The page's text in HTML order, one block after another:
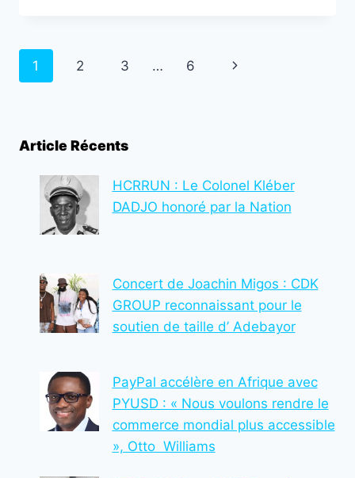
!
Navigation
1 2 3 … 6
Page
Article Récents
HCRRUN : Le Colonel Kléber
DADJO honoré par la Nation
Concert de Joachin Migos : CDK
GROUP reconnaissant pour le
soutien de taille d’ Adebayor
PayPal accélère en Afrique avec
PYUSD : « Nous voulons rendre le
commerce mondial plus accessible
», Otto Williams